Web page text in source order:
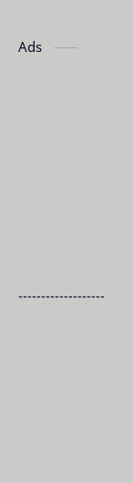
Ads
-------------------